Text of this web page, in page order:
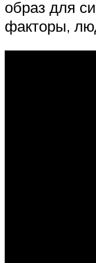
образ для
факторы,